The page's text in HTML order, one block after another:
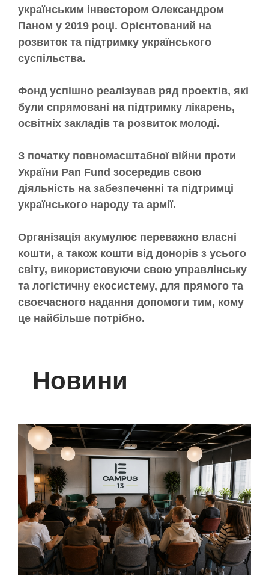
українським інвестором Олександром
Паном у 2019 році. Орієнтований на
розвиток та підтримку українського
суспільства.
Фонд успішно реалізував ряд проектів, які
були спрямовані на підтримку лікарень,
освітніх закладів та розвиток молоді.
З початку повномасштабної війни проти
України Pan Fund зосередив свою
діяльність на забезпеченні та підтримці
українського народу та армії.
Організація акумулює переважно власні
кошти, а також кошти від донорів з усього
світу, використовуючи свою управлінську
та логістичну екосистему, для прямого та
своєчасного надання допомоги тим, кому
це найбільше потрібно.
Новини